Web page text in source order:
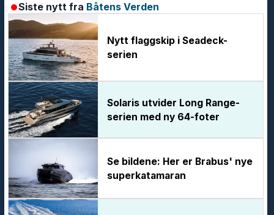
Siste nytt fra Båtens Verden
Nytt flaggskip i Seadeck-
serien
Solaris utvider Long Range-
serien med ny 64-foter
Se bildene: Her er Brabus' nye
superkatamaran